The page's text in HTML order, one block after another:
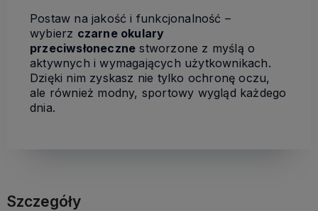
Postaw na jakość i funkcjonalność –
wybierz czarne okulary
przeciwsłoneczne stworzone z myślą o
aktywnych i wymagających użytkownikach.
Dzięki nim zyskasz nie tylko ochronę oczu,
ale również modny, sportowy wygląd każdego
dnia.
Szczegóły